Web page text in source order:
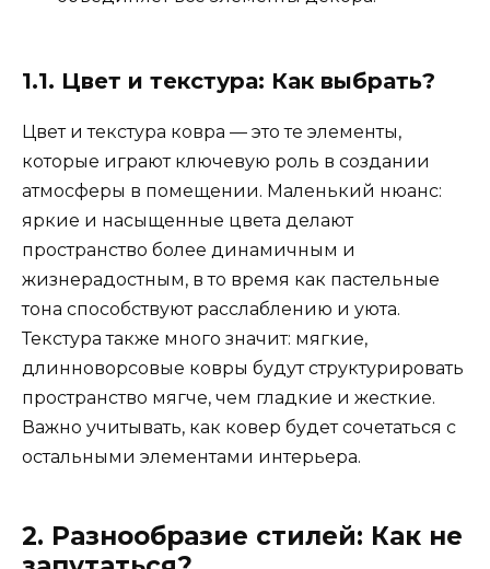
1.1. Цвет и текстура: Как выбрать?
Цвет и текстура ковра — это те элементы,
которые играют ключевую роль в создании
атмосферы в помещении. Маленький нюанс:
яркие и насыщенные цвета делают
пространство более динамичным и
жизнерадостным, в то время как пастельные
тона способствуют расслаблению и уюта.
Текстура также много значит: мягкие,
длинноворсовые ковры будут структурировать
пространство мягче, чем гладкие и жесткие.
Важно учитывать, как ковер будет сочетаться с
остальными элементами интерьера.
2. Разнообразие стилей: Как не